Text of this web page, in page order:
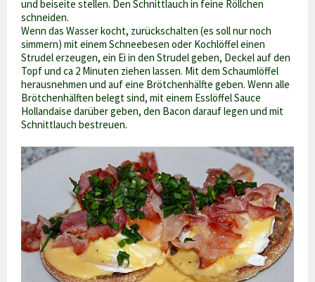
und beiseite stellen. Den Schnittlauch in feine Röllchen
schneiden.
Wenn das Wasser kocht, zurückschalten (es soll nur noch
simmern) mit einem Schneebesen oder Kochlöffel einen
Strudel erzeugen, ein Ei in den Strudel geben, Deckel auf den
Topf und ca 2 Minuten ziehen lassen. Mit dem Schaumlöffel
herausnehmen und auf eine Brötchenhälfte geben. Wenn alle
Brötchenhälften belegt sind, mit einem Esslöffel Sauce
Hollandaise darüber geben, den Bacon darauf legen und mit
Schnittlauch bestreuen.